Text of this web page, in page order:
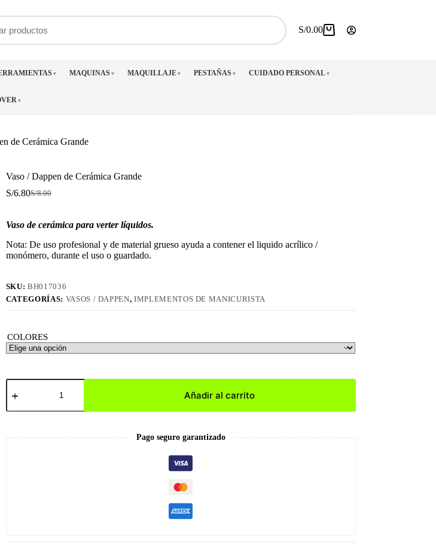
Carro
S/0.00
▼ MAQUINAS ▼ MAQUILLAJE ▼ PESTAÑAS ▼ CUIDADO PERSONAL ▼
▼
de Cerámica Grande
Vaso / Dappen de Cerámica Grande
S/8.00
El
original
era:
S/8.00.
S/6.80El
actual
es:
S/6.80.
Vaso de cerámica para verter líquidos.
Nota: De uso profesional y de material grueso ayuda a contener el liquido acrílico /
monómero, durante el uso o guardado.
SKU:BH017036
CATEGORÍAS: VASOS / DAPPEN,IMPLEMENTOS DE MANICURISTA
COLORES
Vaso
de
cantidad
Añadir al carrito
Pago seguro garantizado